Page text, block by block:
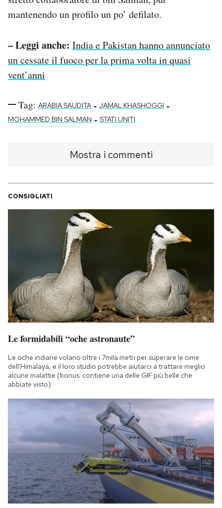
mantenendo un profilo un po’ defilato.
– Leggi anche: India e Pakistan hanno annunciato
un cessate il fuoco per la prima volta in quasi
vent’anni
Tag: ARABIA SAUDITA - JAMAL KHASHOGGI -
MOHAMMED BIN SALMAN - STATI UNITI
Mostra i commenti
CONSIGLIATI
Le formidabili “oche astronaute”
Le oche indiane volano oltre i 7mila metri per superare le cime
dell'Himalaya, e il loro studio potrebbe aiutarci a trattare meglio
alcune malattie (bonus: contiene una delle GIF più belle che
abbiate visto)